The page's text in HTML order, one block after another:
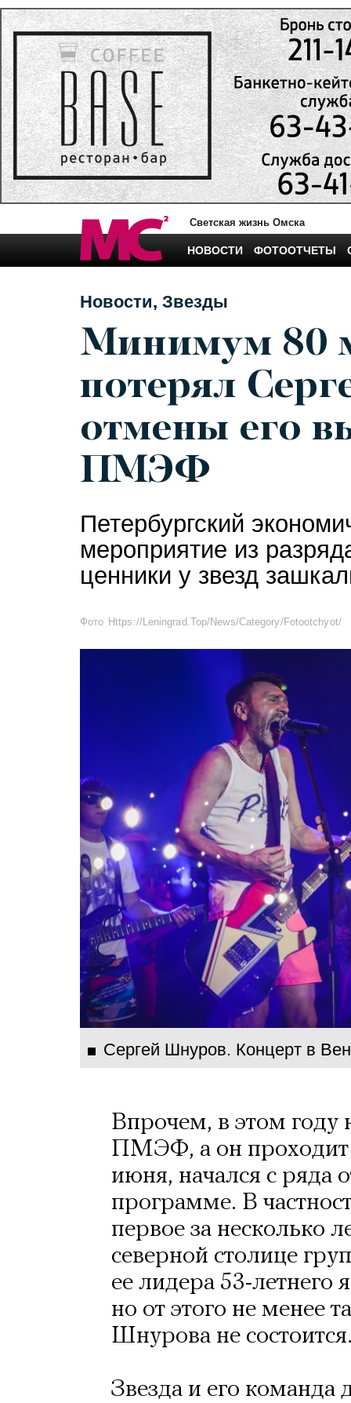
Светская жизнь Омска
НОВОСТИ ФОТООТЧЕТЫ
Новости Звезды
Минимум 80
потерял
отмены его
ПМЭФ
Петербургский
мероприятие из
ценники у звезд
Фото Https://leningrad.top/news/category/fotootchyot/
Сергей Шнуров. Концерт в
Впрочем, в этом году
ПМЭФ, а он проходит
июня, начался с ряда
программе. В
первое за несколько
северной столице
ее лидера 53-летнего
но от этого не менее
Шнурова не
Звезда и его